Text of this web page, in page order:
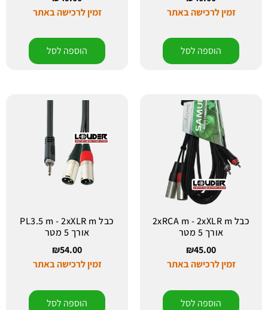
זמין לרכישה באתר
הוספה לסל
זמין לרכישה באתר
הוספה לסל
כבל 2xRCA m - 2xXLR m
אורך 5 מטר
₪45.00
זמין לרכישה באתר
הוספה לסל
כבל PL3.5 m - 2xXLR m
אורך 5 מטר
₪54.00
זמין לרכישה באתר
הוספה לסל